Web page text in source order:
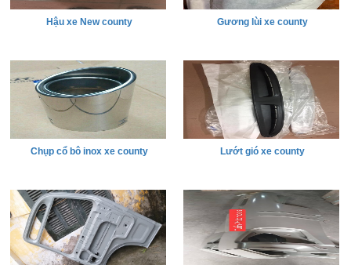
Hậu xe New county Gương lùi xe county
Chụp cổ bô inox xe county Lướt gió xe county